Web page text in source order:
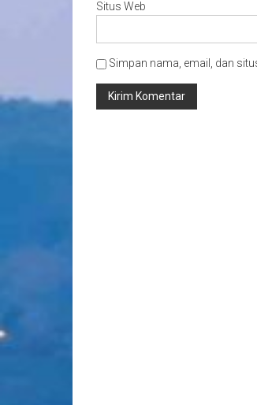
Situs Web
Simpan nama, email, dan